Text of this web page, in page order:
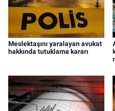
Meslektaşını yaralayan avukat
hakkında tutuklama kararı